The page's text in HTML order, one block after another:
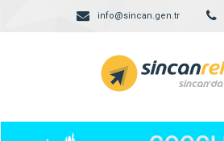
info@sincan.gen.tr